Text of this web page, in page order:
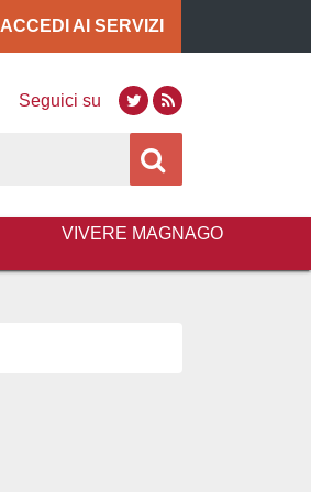
ACCEDI AI SERVIZI
Seguici su TwitterRSS
VIVERE MAGNAGO